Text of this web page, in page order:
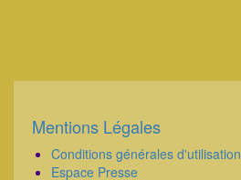
Corps
Mentions Légales
Conditions générales d'utilisation
Espace Presse